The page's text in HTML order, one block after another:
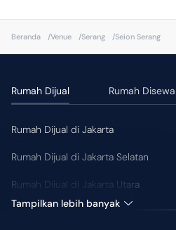
Beranda /Venue /Serang /Seion Serang
Rumah Dijual Rumah Disewa
Rumah Dijual di Jakarta
Rumah Dijual di Jakarta Selatan
Rumah Dijual di Jakarta Utara
Tampilkan lebih banyak